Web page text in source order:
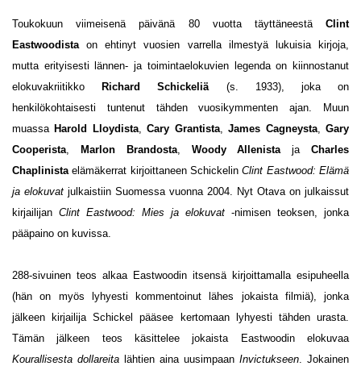
Toukokuun viimeisenä päivänä 80 vuotta täyttäneestä Clint
Eastwoodistaon ehtinyt vuosien varrella ilmestyä lukuisia kirjoja,
mutta erityisesti lännen- ja toimintaelokuvien legenda on kiinnostanut
elokuvakriitikko
Richard Schickeliä(s. 1933), joka on
henkilökohtaisesti tuntenut tähden vuosikymmenten ajan. Muun
muassa Harold Lloydista,Cary Grantista,James Cagneysta,Gary
Cooperista, Marlon Brandosta, Woody AllenistajaCharles
Chaplinistaelämäkerrat kirjoittaneen SchickelinClint Eastwood: Elämä
ja elokuvat julkaistiin Suomessa vuonna 2004. Nyt Otava on julkaissut
kirjailijan Clint Eastwood: Mies ja elokuvat -nimisen teoksen, jonka
pääpaino on kuvissa.
288-sivuinen teos alkaa Eastwoodin itsensä kirjoittamalla esipuheella
(hän on myös lyhyesti kommentoinut lähes jokaista filmiä), jonka
jälkeen kirjailija Schickel pääsee kertomaan lyhyesti tähden urasta.
Tämän jälkeen teos käsittelee jokaista Eastwoodin elokuvaa
Kourallisesta dollareita lähtien aina uusimpaan Invictukseen. Jokainen